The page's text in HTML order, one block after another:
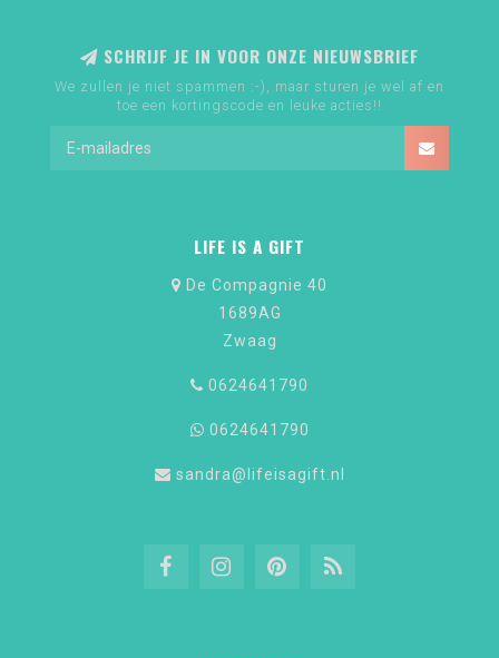
SCHRIJF JE IN VOOR ONZE NIEUWSBRIEF
We zullen je niet spammen :-), maar sturen je wel af en
toe een kortingscode en leuke acties!!
LIFE IS A GIFT
De Compagnie 40
1689AG
Zwaag
0624641790
0624641790
sandra@lifeisagift.nl